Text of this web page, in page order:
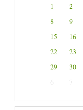
1 2
8
9
15
16
22
23
29
30
6
7